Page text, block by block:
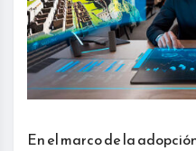
En el marco de la